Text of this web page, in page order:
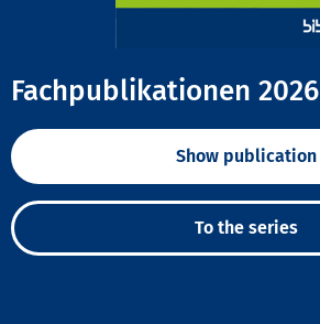
Fachpublikationen 2026
Show publication
To the series